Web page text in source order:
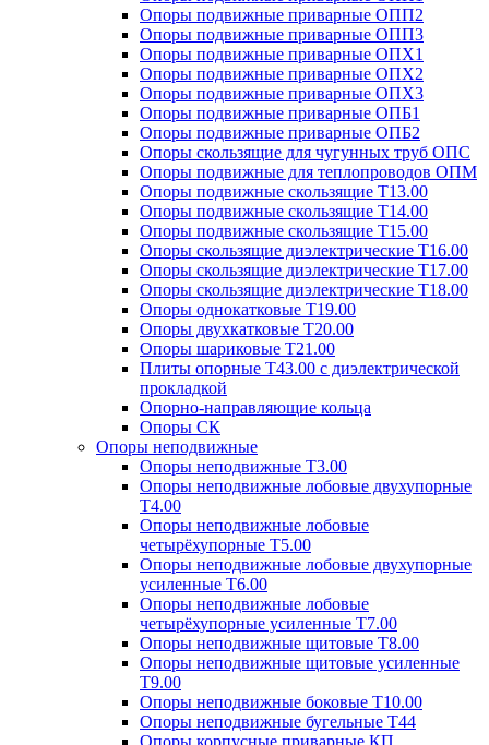
Опоры подвижные приварные ОПП2
Опоры подвижные приварные ОПП3
Опоры подвижные приварные ОПХ1
Опоры подвижные приварные ОПХ2
Опоры подвижные приварные ОПХ3
Опоры подвижные приварные ОПБ1
Опоры подвижные приварные ОПБ2
Опоры скользящие для чугунных труб ОПС
Опоры подвижные для теплопроводов ОПМ
Опоры подвижные скользящие Т13.00
Опоры подвижные скользящие Т14.00
Опоры подвижные скользящие Т15.00
Опоры скользящие диэлектрические Т16.00
Опоры скользящие диэлектрические Т17.00
Опоры скользящие диэлектрические Т18.00
Опоры однокатковые Т19.00
Опоры двухкатковые Т20.00
Опоры шариковые Т21.00
Плиты опорные Т43.00 с диэлектрической
прокладкой
Опорно-направляющие кольца
Опоры СК
Опоры неподвижные
Опоры неподвижные Т3.00
Опоры неподвижные лобовые двухупорные
Т4.00
Опоры неподвижные лобовые
четырёхупорные Т5.00
Опоры неподвижные лобовые двухупорные
усиленные Т6.00
Опоры неподвижные лобовые
четырёхупорные усиленные Т7.00
Опоры неподвижные щитовые Т8.00
Опоры неподвижные щитовые усиленные
Т9.00
Опоры неподвижные боковые Т10.00
Опоры неподвижные бугельные Т44
Опоры корпусные приварные КП